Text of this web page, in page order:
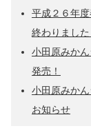
平成２６年
終わりました
小田原みか
発売！
小田原みか
お知らせ